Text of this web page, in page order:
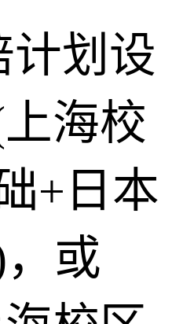
计划设
海校
+日本
或